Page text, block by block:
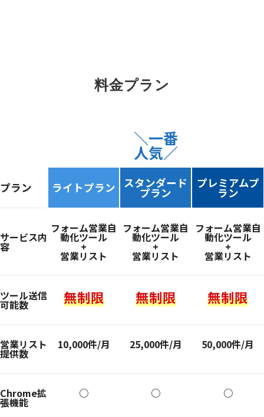
料金プラン
＼一番
人気／
プラン ライトプラン スタンダード
プラン
プレミアムプ
ラン
サービス内
容
フォーム営業自
動化ツール
+
営業リスト
フォーム営業自
動化ツール
+
営業リスト
フォーム営業自
動化ツール
+
営業リスト
ツール送信
可能数 無制限 無制限 無制限
営業リスト
提供数
10,000件/月 25,000件/月 50,000件/月
Chrome拡
張機能
○ ○ ○